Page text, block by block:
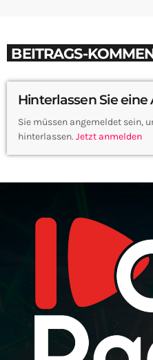
BEITRAGS-
Hinterlassen Sie
Sie müssen angemeldet sein,
hinterlassen. Jetzt anmelden